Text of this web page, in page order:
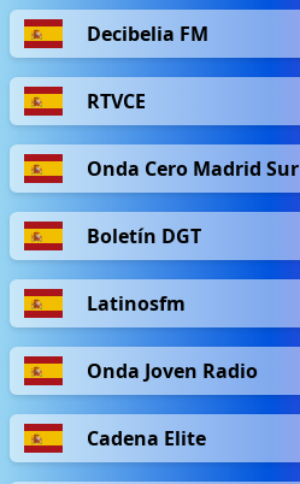
Decibelia FM
RTVCE
Onda Cero Madrid Sur
Boletín DGT
Latinosfm
Onda Joven Radio
Cadena Elite